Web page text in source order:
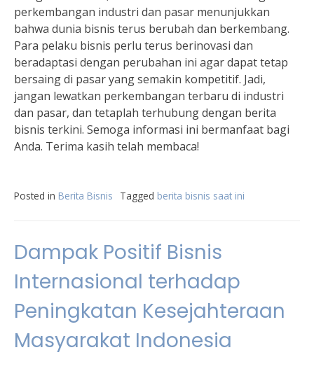
perkembangan industri dan pasar menunjukkan
bahwa dunia bisnis terus berubah dan berkembang.
Para pelaku bisnis perlu terus berinovasi dan
beradaptasi dengan perubahan ini agar dapat tetap
bersaing di pasar yang semakin kompetitif. Jadi,
jangan lewatkan perkembangan terbaru di industri
dan pasar, dan tetaplah terhubung dengan berita
bisnis terkini. Semoga informasi ini bermanfaat bagi
Anda. Terima kasih telah membaca!
Posted in Berita Bisnis Tagged berita bisnis saat ini
Dampak Positif Bisnis
Internasional terhadap
Peningkatan Kesejahteraan
Masyarakat Indonesia